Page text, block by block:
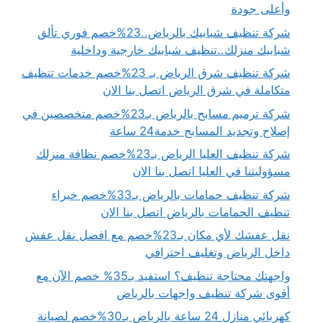
وأعلى جودة
شركة تنظيف شبابيك بالرياض..23%خصم فوري تألق
شبابيك منزلك..تنظيف شبابيك خارجية وداخلية
شركة تنظيف شرق الرياض بـ 23%خصم خدمات تنظيف
متكاملة في شرق الرياض اتصل بنا الان
شركة ترميم مسابح بالرياض بـ23%خصم متخصصين في
إصلاح وتجديد المسابح خدمة24 ساعة
شركة تنظيف العليا الرياض بـ23%خصم نظافة منزلك
مسؤوليتنا في العليا اتصل بنا الان
شركة تنظيف حمامات بالرياض بـ33%خصم خبراء
تنظيف الحمامات بالرياض اتصل بنا الان
نقل عفشك لأي مكان بـ23%خصم مع افضل نقل عفش
داخل الرياض وتغليف احترافي
واجهتك محتاجة تنظيف؟ استفيد بـ35% خصم الآن مع
أقوى شركة تنظيف واجهات بالرياض
كهربائي منازل 24 ساعة بالرياض بـ30%خصم لصيانة